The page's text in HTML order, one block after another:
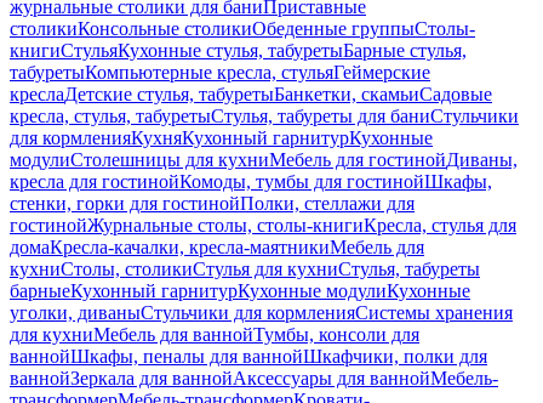
журнальные столики для баниПриставные
столикиКонсольные столикиОбеденные группыСтолы-
книгиСтульяКухонные стулья, табуретыБарные стулья,
табуретыКомпьютерные кресла, стульяГеймерские
креслаДетские стулья, табуретыБанкетки, скамьиСадовые
кресла, стулья, табуретыСтулья, табуреты для баниСтульчики
для кормленияКухняКухонный гарнитурКухонные
модулиСтолешницы для кухниМебель для гостинойДиваны,
кресла для гостинойКомоды, тумбы для гостинойШкафы,
стенки, горки для гостинойПолки, стеллажи для
гостинойЖурнальные столы, столы-книгиКресла, стулья для
домаКресла-качалки, кресла-маятникиМебель для
кухниСтолы, столикиСтулья для кухниСтулья, табуреты
барныеКухонный гарнитурКухонные модулиКухонные
уголки, диваныСтульчики для кормленияСистемы хранения
для кухниМебель для ваннойТумбы, консоли для
ваннойШкафы, пеналы для ваннойШкафчики, полки для
ваннойЗеркала для ваннойАксессуары для ваннойМебель-